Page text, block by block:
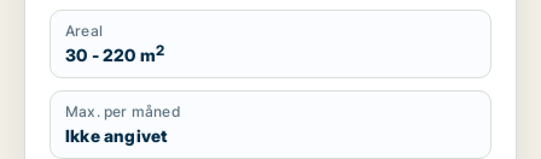
Areal
30 - 220 m2
Max. per måned
Ikke angivet